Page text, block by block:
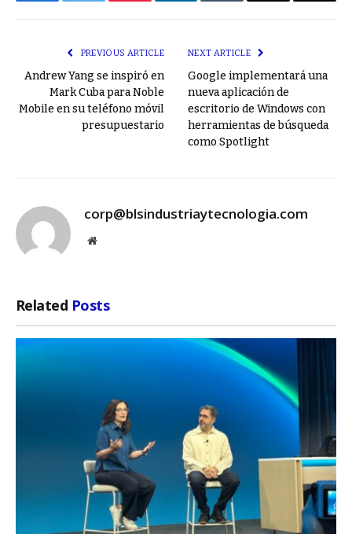
PREVIOUS ARTICLE
Andrew Yang se inspiró en
Mark Cuba para Noble
Mobile en su teléfono móvil
presupuestario
NEXT ARTICLE
Google implementará una
nueva aplicación de
escritorio de Windows con
herramientas de búsqueda
como Spotlight
corp@blsindustriaytecnologia.com
Website
Related Posts